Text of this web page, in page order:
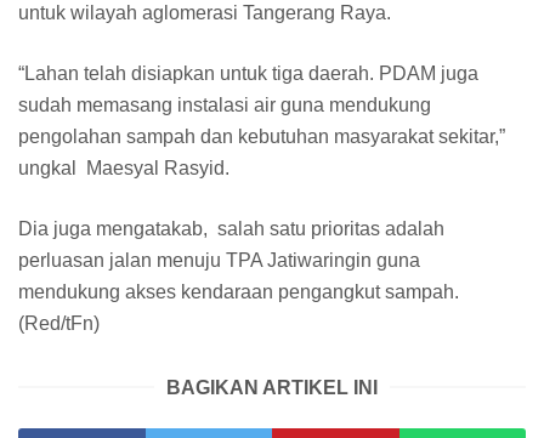
untuk wilayah aglomerasi Tangerang Raya.
“Lahan telah disiapkan untuk tiga daerah. PDAM juga
sudah memasang instalasi air guna mendukung
pengolahan sampah dan kebutuhan masyarakat sekitar,”
ungkal Maesyal Rasyid.
Dia juga mengatakab, salah satu prioritas adalah
perluasan jalan menuju TPA Jatiwaringin guna
mendukung akses kendaraan pengangkut sampah.
(Red/tFn)
BAGIKAN ARTIKEL INI